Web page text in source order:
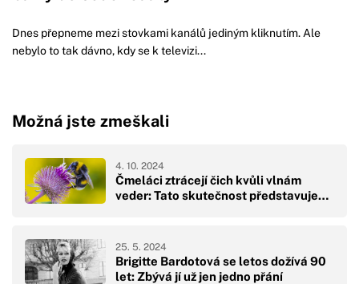
Dnes přepneme mezi stovkami kanálů jediným kliknutím. Ale
nebylo to tak dávno, kdy se k televizi...
Možná jste zmeškali
Čmeláci ztrácejí čich kvůli vlnám
veder: Tato skutečnost představuje…
4. 10. 2024
Brigitte Bardotová se letos dožívá 90
let: Zbývá jí už jen jedno přání
25. 5. 2024